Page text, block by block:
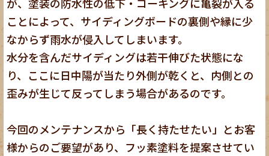
ことによって、サイディングボードの裏側や縁に少
なからず雨水が侵入してしまいます。
水分を含んだサイディングは若干伸びた状態にな
り、ここに日中陽が当たり外側が乾くと、内側との
歪みが生じて反ってしまう場合があるのです。
今回のメンテナンスから「長く持たせたい」とお客
様からのご要望があり、フッ素塗料を提案させてい